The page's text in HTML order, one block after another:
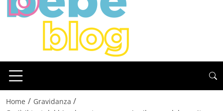
Home / Gravidanza /